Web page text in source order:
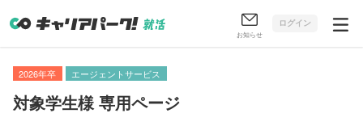
お知らせ
ログイン
2026年卒 エージェントサービス
対象学生様 専用ページ